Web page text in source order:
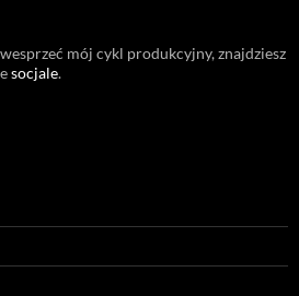
mój cykl produkcyjny, znajdziesz
socjale.